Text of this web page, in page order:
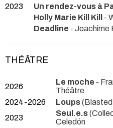
2023
Un rendez-vous à
Holly Marie Kill Kill
-
Deadline - Joachime
THÉÂTRE
2026 Le moche -
Théâtre
2024-2026
Loups
2023
Seul.e.s
Celedón